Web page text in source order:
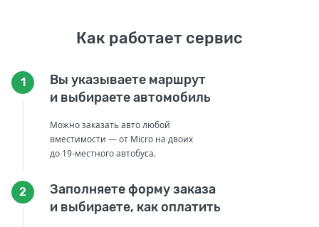
Как работает сервис
1
Вы указываете маршрут
и выбираете автомобиль
Можно заказать авто любой
вместимости — от Micro на двоих
до 19-местного автобуса.
2
Заполняете форму заказа
и выбираете, как оплатить